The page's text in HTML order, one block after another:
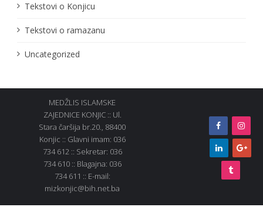
Tekstovi o Konjicu
Tekstovi o ramazanu
Uncategorized
MEDŽLIS ISLAMSKE
ZAJEDNICE KONJIC :: Ul.
Stara čaršija br.20., 88400
Konjic :: Glavni imam: 036
734 612 :: Sekretar: 036
734 610 :: Blagajna: 036
734 611 :: E-mail:
mizkonjic@bih.net.ba